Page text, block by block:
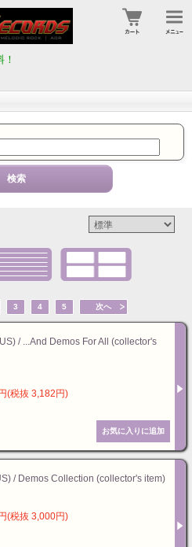
3 4 5 次へ
/ ...And Demos For All (collector's
(税抜 3,182円)
/ Demos Collection (collector's item)
(税抜 3,000円)